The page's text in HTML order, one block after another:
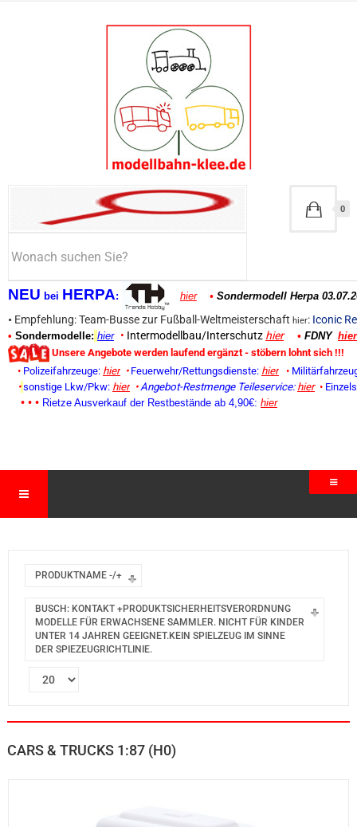
NEU bei HERPA: hier • Sondermodell Herpa
• Empfehlung: Team-Busse zur Fußball-Weltmeisterschaft hier: Iconic
• Sondermodelle: hier • Intermodellbau/Interschutz hier • FDNY hier
Unsere Angebote werden laufend ergänzt - stöbern lohnt sich !!!
• Polizeifahrzeuge: hier • Feuerwehr/Rettungsdienste: hier •
• sonstige Lkw/Pkw: hier • Angebot-Restmenge Teileservice: hier •
• • • Rietze Ausverkauf der Restbestände ab 4,90€: hier
0
PRODUKTNAME -/+
BUSCH: KONTAKT +PRODUKTSICHERHEITSVERORDNUNG
MODELLE FÜR ERWACHSENE SAMMLER. NICHT FÜR KINDER
UNTER 14 JAHREN GEEIGNET.KEIN SPIELZEUG IM SINNE
DER SPIEZEUGRICHTLINIE.
CARS & TRUCKS 1:87 (H0)